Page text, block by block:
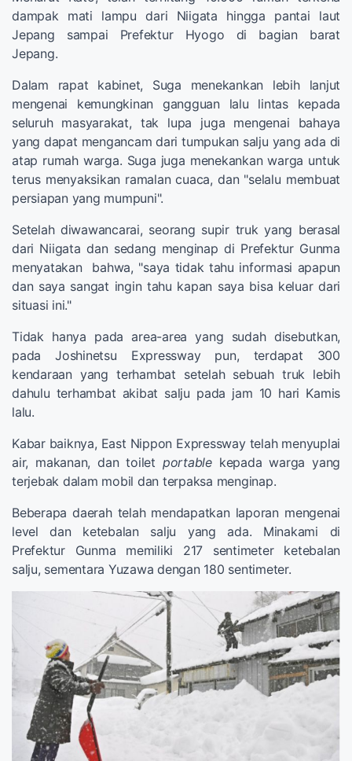
dampak mati lampu dari Niigata hingga pantai laut
Jepang sampai Prefektur Hyogo di bagian barat
Jepang.
Dalam rapat kabinet, Suga menekankan lebih lanjut
mengenai kemungkinan gangguan lalu lintas kepada
seluruh masyarakat, tak lupa juga mengenai bahaya
yang dapat mengancam dari tumpukan salju yang ada di
atap rumah warga. Suga juga menekankan warga untuk
terus menyaksikan ramalan cuaca, dan "selalu membuat
persiapan yang mumpuni".
Setelah diwawancarai, seorang supir truk yang berasal
dari Niigata dan sedang menginap di Prefektur Gunma
menyatakan bahwa, "saya tidak tahu informasi apapun
dan saya sangat ingin tahu kapan saya bisa keluar dari
situasi ini."
Tidak hanya pada area-area yang sudah disebutkan,
pada Joshinetsu Expressway pun, terdapat 300
kendaraan yang terhambat setelah sebuah truk lebih
dahulu terhambat akibat salju pada jam 10 hari Kamis
lalu.
Kabar baiknya, East Nippon Expressway telah menyuplai
air, makanan, dan toilet portablekepada warga yang
terjebak dalam mobil dan terpaksa menginap.
Beberapa daerah telah mendapatkan laporan mengenai
level dan ketebalan salju yang ada. Minakami di
Prefektur Gunma memiliki 217 sentimeter ketebalan
salju, sementara Yuzawa dengan 180 sentimeter.